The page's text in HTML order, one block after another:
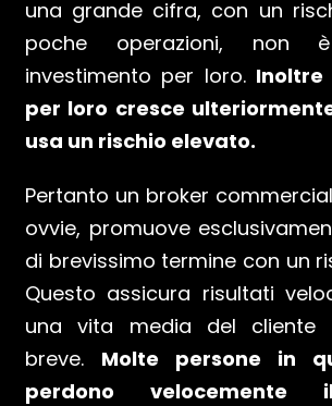
una grande cifra, con un
poche operazioni, non
investimento per loro.
per loro cresce
usa un rischio elevato.
Pertanto un broker
ovvie, promuove
di brevissimo termine con un
Questo assicura risultati
una vita media del cliente
breve. Molte persone in
perdono velocemente